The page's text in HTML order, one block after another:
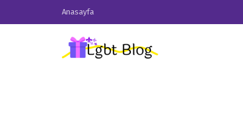
Anasayfa